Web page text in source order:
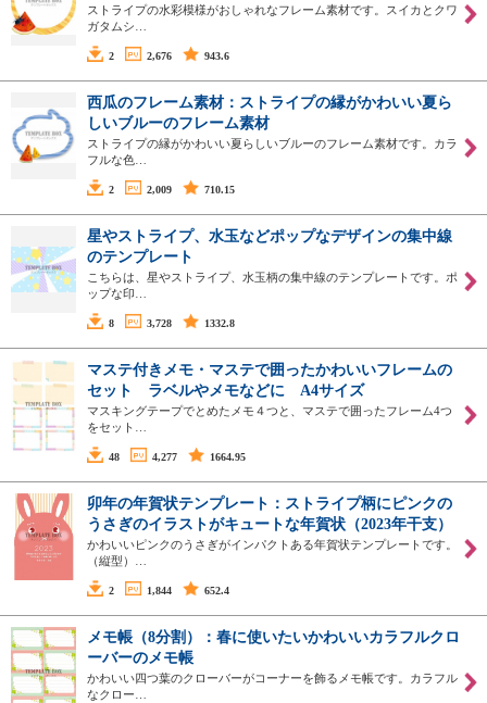
ストライプの水彩模様がおしゃれなフレーム素材です。スイカとクワ
ガタムシ…
2 2,676 943.6
西瓜のフレーム素材：ストライプの縁がかわいい夏ら
しいブルーのフレーム素材
ストライプの縁がかわいい夏らしいブルーのフレーム素材です。カラ
フルな色…
2 2,009 710.15
星やストライプ、水玉などポップなデザインの集中線
のテンプレート
こちらは、星やストライプ、水玉柄の集中線のテンプレートです。ポ
ップな印…
8 3,728 1332.8
マステ付きメモ・マステで囲ったかわいいフレームの
セット ラベルやメモなどに A4サイズ
マスキングテープでとめたメモ４つと、マステで囲ったフレーム4つ
をセット…
48 4,277 1664.95
卯年の年賀状テンプレート：ストライプ柄にピンクの
うさぎのイラストがキュートな年賀状（2023年干支）
かわいいピンクのうさぎがインパクトある年賀状テンプレートです。
（縦型）…
2 1,844 652.4
メモ帳（8分割）：春に使いたいかわいいカラフルクロ
ーバーのメモ帳
かわいい四つ葉のクローバーがコーナーを飾るメモ帳です。カラフル
なクロー…